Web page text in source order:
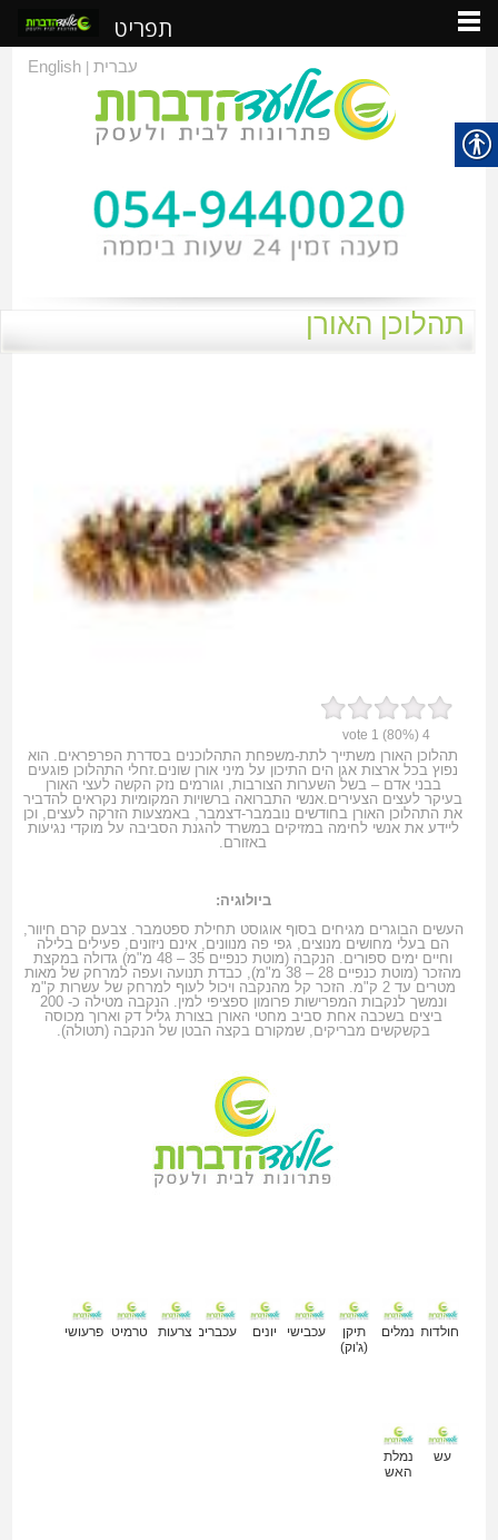
עברית|
English
תהלוכן האורן
4
(80%)
1
תהלוכן האורן משתייך לתת-משפחת התהלוכנים בסדרת הפרפראים. הוא
נפוץ בכל ארצות אגן הים התיכון על מיני אורן שונים.זחלי התהלוכן פוגעים
בבני אדם – בשל השערות הצורבות, וגורמים נזק הקשה לעצי האורן
בעיקר לעצים הצעירים.אנשי התברואה ברשויות המקומיות נקראים להדביר
את התהלוכן האורן בחודשים נובמבר-דצמבר, באמצעות הזרקה לעצים, וכן
ליידע את אנשי לחימה במזיקים במשרד להגנת הסביבה על מוקדי נגיעות
באזורם.
ביולוגיה:
העשים הבוגרים מגיחים בסוף אוגוסט תחילת ספטמבר. צבעם קרם חיוור,
הם בעלי מחושים מנוצים, גפי פה מנוונים, אינם ניזונים, פעילים בלילה
וחיים ימים ספורים. הנקבה (מוטת כנפיים 35 – 48 מ"מ) גדולה במקצת
מהזכר (מוטת כנפיים 28 – 38 מ"מ), כבדת תנועה ועפה למרחק של מאות
מטרים עד 2 ק"מ. הזכר קל מהנקבה ויכול לעוף למרחק של עשרות ק"מ
ונמשך לנקבות המפרישות פרומון ספציפי למין. הנקבה מטילה כ- 200
ביצים בשכבה אחת סביב מחטי האורן בצורת גליל דק וארוך מכוסה
בקשקשים מבריקים, שמקורם בקצה הבטן של הנקבה (תטולה).
חולדות נמלים
תיקן
(ג'וק)
עכבישים יונים עכברים צרעות טרמיטיםפרעושים
עש
נמלת
האש
תפריט